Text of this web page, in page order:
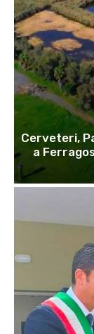
Cerveteri,
a